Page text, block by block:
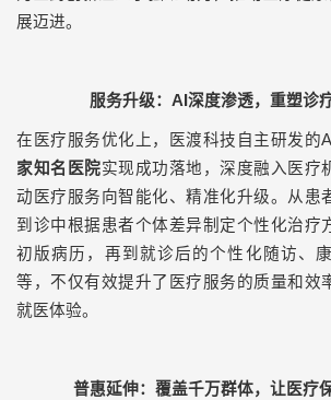
展迈进。
服务升级：AI深度渗透，重塑诊
在医疗服务优化上，医渡科技自主研发的AI
家知名医院实现成功落地，深度融入医疗
动医疗服务向智能化、精准化升级。从患
到诊中根据患者个体差异制定个性化治疗
初版病历，再到就诊后的个性化随访、
等，不仅有效提升了医疗服务的质量和效
就医体验。
普惠延伸：覆盖千万群体，让医疗